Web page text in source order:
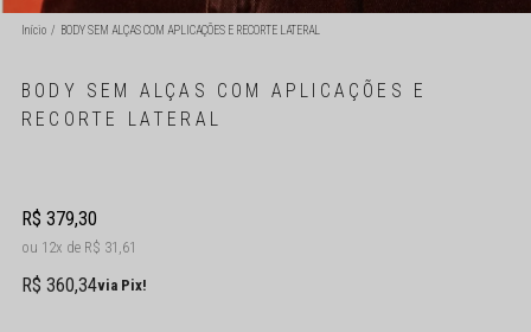
Início BODY SEM ALÇAS COM APLICAÇÕES E RECORTE LATERAL
BODY SEM ALÇAS COM APLICAÇÕES E
RECORTE LATERAL
R$ 360,34via Pix!
R$ 379,30
12x R$ 31,61